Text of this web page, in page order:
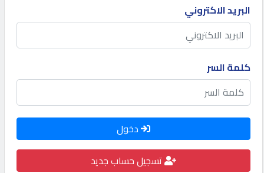
كيو
مزاد
كيو
نمبر
كارز
البريد الاكتروني
كلمة السر
دخول
تسجيل حساب جديد